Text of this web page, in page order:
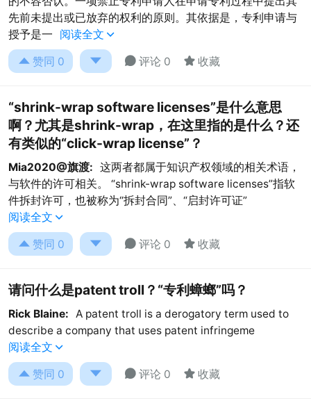
先前未提出或已放弃的权利的原则。其依据是，专利申请与
授予是一
阅读全文 
 赞同 0   评论 0  收藏
“shrink-wrap software licenses”是什么意思
啊？尤其是shrink-wrap，在这里指的是什么？还
有类似的“click-wrap license”？
Mia2020@旗渡: 这两者都属于知识产权领域的相关术语，
与软件的许可相关。 “shrink-wrap software licenses”指软
件拆封许可，也被称为“拆封合同”、“启封许可证”
阅读全文 
 赞同 0   评论 0  收藏
请问什么是patent troll？“专利蟑螂”吗？
Rick Blaine:
A patent troll is a derogatory term used to
describe a company that uses patent infringeme
阅读全文 
 赞同 0   评论 0  收藏